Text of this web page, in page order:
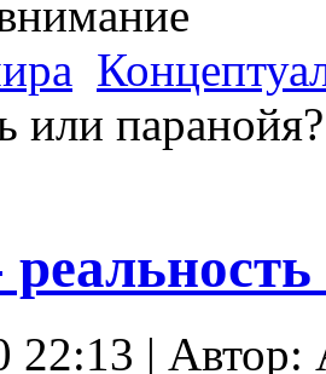
или паранойя?
22:13 | Автор: